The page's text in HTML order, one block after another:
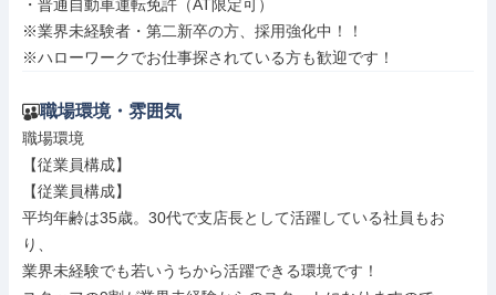
・普通自動車運転免許（AT限定可）
※業界未経験者・第二新卒の方、採用強化中！！
※ハローワークでお仕事探されている方も歓迎です！
職場環境・雰囲気
職場環境
【従業員構成】
【従業員構成】
平均年齢は35歳。30代で支店長として活躍している社員もお
り、
業界未経験でも若いうちから活躍できる環境です！